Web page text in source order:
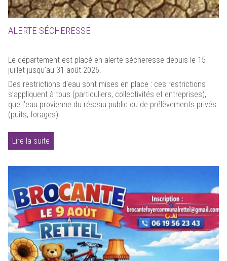
ALERTE SÉCHERESSE
Le département est placé en alerte sécheresse depuis le 15
juillet jusqu'au 31 août 2026.
Des restrictions d'eau sont mises en place : ces restrictions
s’appliquent à tous (particuliers, collectivités et entreprises),
que l’eau provienne du réseau public ou de prélèvements privés
(puits, forages).
Lire la suite